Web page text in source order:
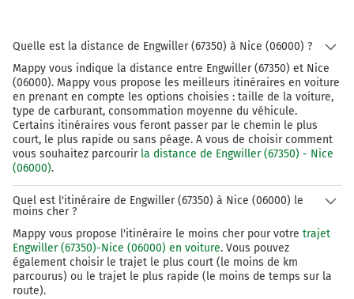
45
Chiasso
Luzern
Zürich
Rothrist
Härkingen
A1
Prendre à droite et rejoindre A2 E35. Continuer sur 45
kilomètres
Quelle est la distance de Engwiller (67350) à Nice (06000) ?
Mappy vous indique la distance entre Engwiller (67350) et Nice
(06000). Mappy vous propose les meilleurs itinéraires en voiture
en prenant en compte les options choisies : taille de la voiture,
type de carburant, consommation moyenne du véhicule.
Certains itinéraires vous feront passer par le chemin le plus
court, le plus rapide ou sans péage. A vous de choisir comment
vous souhaitez parcourir la distance de Engwiller (67350) - Nice
(06000).
Quel est l'itinéraire de Engwiller (67350) à Nice (06000) le
moins cher ?
Mappy vous propose l'itinéraire le moins cher pour votre trajet
Engwiller (67350)-Nice (06000) en voiture. Vous pouvez
également choisir le trajet le plus court (le moins de km
parcourus) ou le trajet le plus rapide (le moins de temps sur la
route).